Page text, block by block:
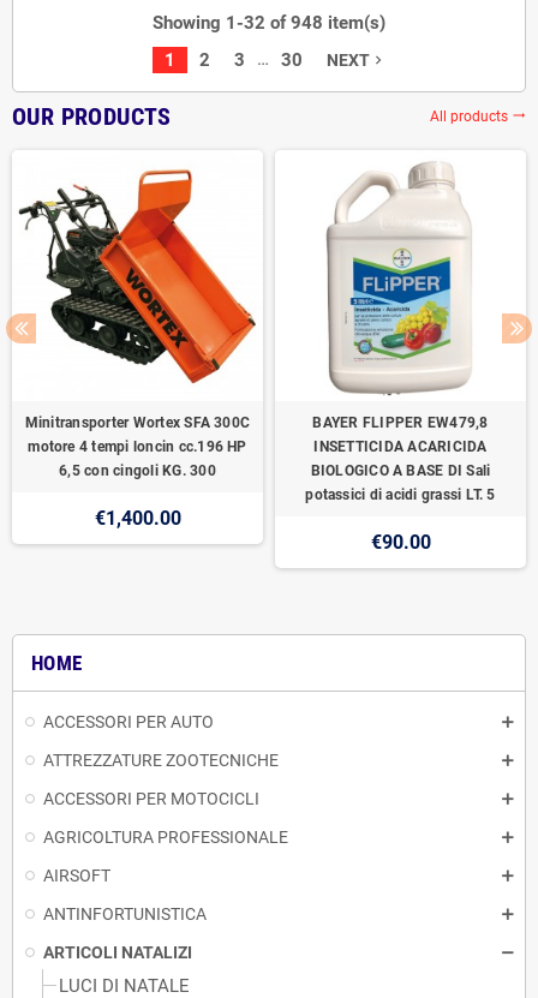
HOME
ACCESSORI PER AUTO
ATTREZZATURE ZOOTECNICHE
ACCESSORI PER MOTOCICLI
AGRICOLTURA PROFESSIONALE
AIRSOFT
ANTINFORTUNISTICA
ARTICOLI NATALIZI
LUCI DI NATALE
Showing 1-32 of 948 item(s)
1
2 3 … 30 NEXTnavigate_next
OUR PRODUCTS All products trending_flat
Minitransporter Wortex SFA 300C
motore 4 tempi loncin cc.196 HP
6,5 con cingoli KG. 300
€1,400.00
BAYER FLIPPER EW479,8
INSETTICIDA ACARICIDA
BIOLOGICO A BASE DI Sali
potassici di acidi grassi LT. 5
€90.00